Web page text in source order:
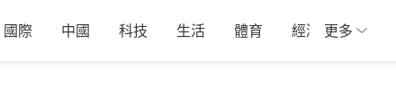
國際 中國 科技 生活 體育 經濟 01深圳
更多